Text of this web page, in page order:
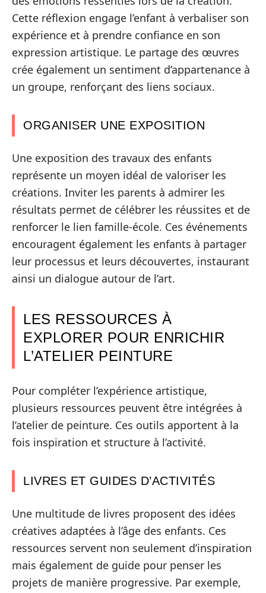
Cette réflexion engage l’enfant à verbaliser son
expérience et à prendre confiance en son
expression artistique. Le partage des œuvres
crée également un sentiment d’appartenance à
un groupe, renforçant des liens sociaux.
ORGANISER UNE EXPOSITION
Une exposition des travaux des enfants
représente un moyen idéal de valoriser les
créations. Inviter les parents à admirer les
résultats permet de célébrer les réussites et de
renforcer le lien famille-école. Ces événements
encouragent également les enfants à partager
leur processus et leurs découvertes, instaurant
ainsi un dialogue autour de l’art.
LES RESSOURCES À
EXPLORER POUR ENRICHIR
L’ATELIER PEINTURE
Pour compléter l’expérience artistique,
plusieurs ressources peuvent être intégrées à
l’atelier de peinture. Ces outils apportent à la
fois inspiration et structure à l’activité.
LIVRES ET GUIDES D’ACTIVITÉS
Une multitude de livres proposent des idées
créatives adaptées à l’âge des enfants. Ces
ressources servent non seulement d’inspiration
mais également de guide pour penser les
projets de manière progressive. Par exemple,